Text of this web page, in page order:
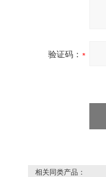
验证码：
相关同类产品：